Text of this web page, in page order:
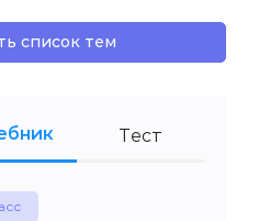
список тем
Тест